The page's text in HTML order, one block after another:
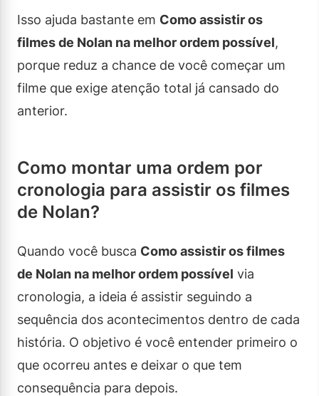
Isso ajuda bastante em Como assistir os
filmes de Nolan na melhor ordem possível,
porque reduz a chance de você começar um
filme que exige atenção total já cansado do
anterior.
Como montar uma ordem por
cronologia para assistir os filmes
de Nolan?
Quando você busca Como assistir os filmes
de Nolan na melhor ordem possível via
cronologia, a ideia é assistir seguindo a
sequência dos acontecimentos dentro de cada
história. O objetivo é você entender primeiro o
que ocorreu antes e deixar o que tem
consequência para depois.